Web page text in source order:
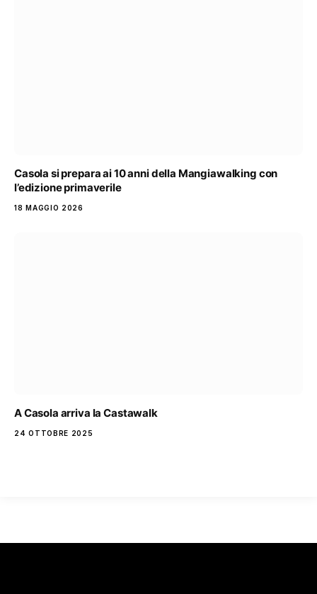
Casola si prepara ai 10 anni della Mangiawalking con
l’edizione primaverile
18 MAGGIO 2026
A Casola arriva la Castawalk
24 OTTOBRE 2025